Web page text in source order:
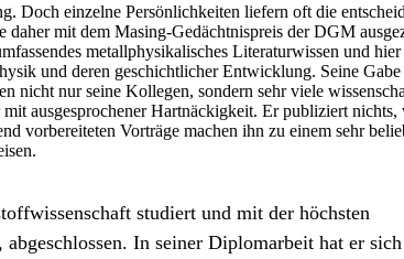
Doch einzelne Persönlichkeiten liefern oft die
mit dem Masing-Gedächtnispreis der DGM
metallphysikalisches Literaturwissen und
und deren geschichtlicher Entwicklung. Seine
nicht nur seine Kollegen, sondern sehr viele
ausgesprochener Hartnäckigkeit. Er publiziert
vorbereiteten Vorträge machen ihn zu einem sehr
studiert und mit der höchsten
In seiner Diplomarbeit hat er